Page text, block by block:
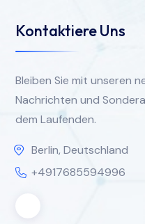
Kontaktiere Uns
Bleiben Sie mit unseren
Nachrichten und
dem Laufenden.
Berlin, Deutschland
+4917685594996